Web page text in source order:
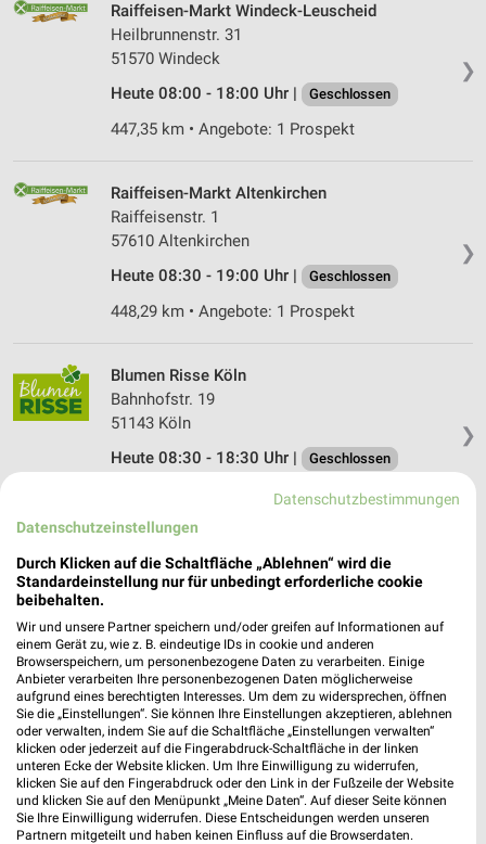
❯
Raiffeisen-Markt Windeck-Leuscheid
Heilbrunnenstr. 31
51570 Windeck
Heute 08:00 - 18:00 Uhr |
Geschlossen
447,35 km • Angebote: 1 Prospekt
❯
Raiffeisen-Markt Altenkirchen
Raiffeisenstr. 1
57610 Altenkirchen
Heute 08:30 - 19:00 Uhr |
Geschlossen
448,29 km • Angebote: 1 Prospekt
❯
Blumen Risse Köln
Bahnhofstr. 19
51143 Köln
Heute 08:30 - 18:30 Uhr |
Geschlossen
Raiffeisen-Markt Raubach
Schefferstr. 12
Heute 08:00 - 18:00 Uhr | Geschlossen
454,01 km • Angebote: 1 Prospekt
Raiffeisen-Markt Euskirchen
Im Mühlenfeld 22-28
53881 Euskirchen
Heute 09:00 - 18:00 Uhr | Geschlossen
Datenschutzbestimmungen
Datenschutzeinstellungen
Durch Klicken auf die Schaltfläche „Ablehnen“ wird die
Standardeinstellung nur für unbedingt erforderliche cookie
beibehalten.
Wir und unsere Partner speichern und/oder greifen auf Informationen auf
einem Gerät zu, wie z. B. eindeutige IDs in cookie und anderen
Browserspeichern, um personenbezogene Daten zu verarbeiten. Einige
Anbieter verarbeiten Ihre personenbezogenen Daten möglicherweise
aufgrund eines berechtigten Interesses. Um dem zu widersprechen, öffnen
Sie die „Einstellungen“. Sie können Ihre Einstellungen akzeptieren, ablehnen
oder verwalten, indem Sie auf die Schaltfläche „Einstellungen verwalten“
klicken oder jederzeit auf die Fingerabdruck-Schaltfläche in der linken
unteren Ecke der Website klicken. Um Ihre Einwilligung zu widerrufen,
klicken Sie auf den Fingerabdruck oder den Link in der Fußzeile der Website
und klicken Sie auf den Menüpunkt „Meine Daten“. Auf dieser Seite können
Sie Ihre Einwilligung widerrufen. Diese Entscheidungen werden unseren
Partnern mitgeteilt und haben keinen Einfluss auf die Browserdaten.